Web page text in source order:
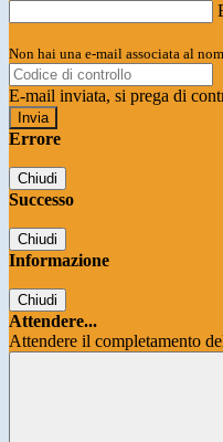
Non hai una e-mail associata al
E-mail inviata, si prega di
Errore
Chiudi
Successo
Chiudi
Informazione
Chiudi
Attendere...
Attendere il completamento